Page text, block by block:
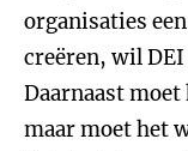
organisaties
creëren, wil DEI
Daarnaast
maar moet het